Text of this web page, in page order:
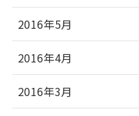
2016年5月
2016年4月
2016年3月